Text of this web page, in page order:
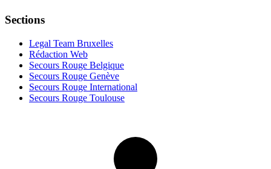
Sections
Legal Team Bruxelles
Rédaction Web
Secours Rouge Belgique
Secours Rouge Genève
Secours Rouge International
Secours Rouge Toulouse